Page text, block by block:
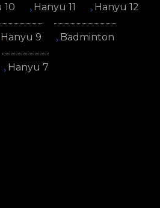
10 Hanyu 11 Hanyu 12
Hanyu 9 Badminton
Hanyu 7